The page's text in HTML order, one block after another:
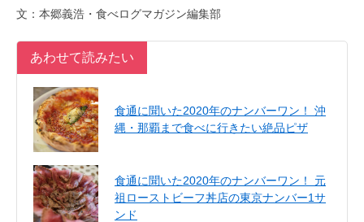
文：本郷義浩・食べログマガジン編集部
あわせて読みたい
食通に聞いた2020年のナンバーワン！ 沖
縄・那覇まで食べに行きたい絶品ピザ
食通に聞いた2020年のナンバーワン！ 元
祖ローストビーフ丼店の東京ナンバー1サ
ンド